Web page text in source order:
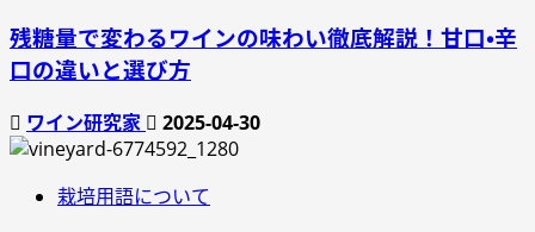
残糖量で変わるワインの味わい徹底解説！甘口・辛
口の違いと選び方
ワイン研究家 2025-04-30
栽培用語について